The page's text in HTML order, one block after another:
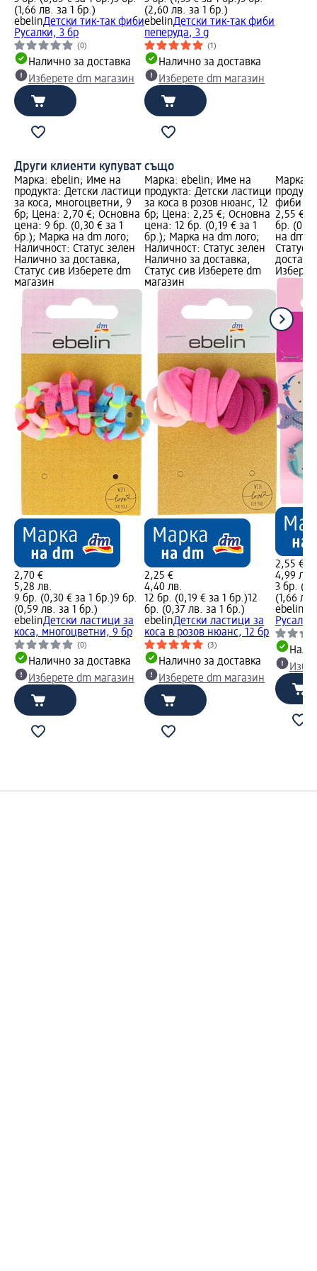
(1,66 лв. за 1 бр.)
ebelinДетски тик-так фиби
Русалки, 3 бр
(0)
Налично за доставка
Изберете dm магазин
(2,60 лв. за 1 бр.)
ebelinДетски тик-так фиби
пеперуда, 3 g
(1)
Налично за доставка
Изберете dm магазин
Други клиенти купуват също
Марка: ebelin; Име на
продукта: Детски ластици
за коса, многоцветни, 9
бр; Цена: 2,70 €; Основна
цена: 9 бр. (0,30 € за 1
бр.); Марка на dm лого;
Наличност: Статус зелен
Налично за доставка,
Статус сив Изберете dm
магазин
2,70 €
5,28 лв.
9 бр. (0,30 € за 1 бр.)9 бр.
(0,59 лв. за 1 бр.)
ebelinДетски ластици за
коса, многоцветни, 9 бр
(0)
Налично за доставка
Изберете dm магазин
Марка: ebelin; Име на
продукта: Детски ластици
за коса в розов нюанс, 12
бр; Цена: 2,25 €; Основна
цена: 12 бр. (0,19 € за 1
бр.); Марка на dm лого;
Наличност: Статус зелен
Налично за доставка,
Статус сив Изберете dm
магазин
2,25 €
4,40 лв.
12 бр. (0,19 € за 1 бр.)12
бр. (0,37 лв. за 1 бр.)
ebelinДетски ластици за
коса в розов нюанс, 12 бр
(3)
Налично за доставка
Изберете dm магазин
Марка:
фиби
2,55 €;
бр.
на dm
Статус
2,55 €
4,99 лв.
3 бр.
(1,66
ebelin